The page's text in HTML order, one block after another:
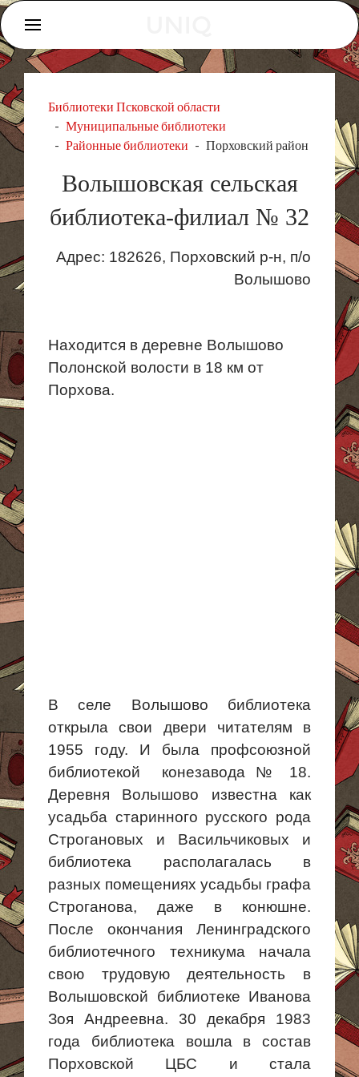
Библиотеки Псковской области
Муниципальные библиотеки
Районные библиотеки
Порховский район
Волышовская сельская
библиотека-филиал № 32
Адрес: 182626, Порховский р-н, п/о
Волышово
Находится в деревне Волышово
Полонской волости в 18 км от
Порхова.
В селе Волышово библиотека
открыла свои двери читателям в
1955 году. И была профсоюзной
библиотекой конезавода № 18.
Деревня Волышово известна как
усадьба старинного русского рода
Строгановых и Васильчиковых и
библиотека располагалась в
разных помещениях усадьбы графа
Строганова, даже в конюшне.
После окончания Ленинградского
библиотечного техникума начала
свою трудовую деятельность в
Волышовской библиотеке Иванова
Зоя Андреевна. 30 декабря 1983
года библиотека вошла в состав
Порховской ЦБС и стала